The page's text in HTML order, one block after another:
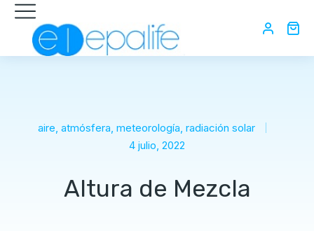
aire, atmósfera, meteorología, radiación solar
4 julio, 2022
Altura de Mezcla